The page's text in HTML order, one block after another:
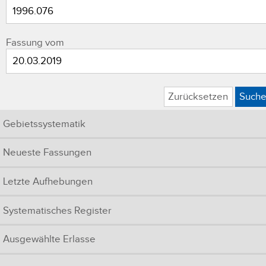
Fassung vom
Zurücksetzen
Gebietssystematik
Neueste Fassungen
Letzte Aufhebungen
Systematisches Register
Ausgewählte Erlasse